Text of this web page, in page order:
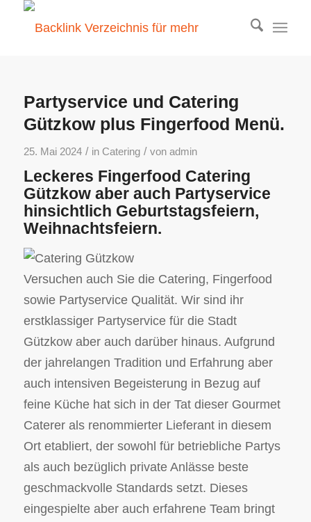
Partyservice und Catering
Gützkow plus Fingerfood Menü.
25. Mai 2024 / in Catering / von admin
Leckeres Fingerfood Catering
Gützkow aber auch Partyservice
hinsichtlich Geburtstagsfeiern,
Weihnachtsfeiern.
Versuchen auch Sie die Catering, Fingerfood
sowie Partyservice Qualität. Wir sind ihr
erstklassiger Partyservice für die Stadt
Gützkow aber auch darüber hinaus. Aufgrund
der jahrelangen Tradition und Erfahrung aber
auch intensiven Begeisterung in Bezug auf
feine Küche hat sich in der Tat dieser Gourmet
Caterer als renommierter Lieferant in diesem
Ort etabliert, der sowohl für betriebliche Partys
als auch bezüglich private Anlässe beste
geschmackvolle Standards setzt. Dieses
eingespielte aber auch erfahrene Team bringt